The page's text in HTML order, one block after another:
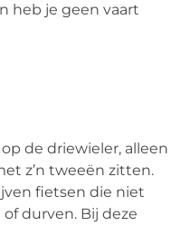
heb je geen vaart
de driewieler, alleen
z’n tweeën zitten.
fietsen die niet
durven. Bij deze